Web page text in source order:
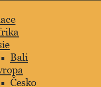
Bali
Česko